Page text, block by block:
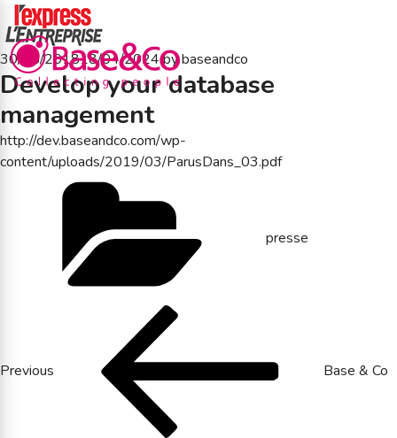
Posted
on
30/05/201818/04/2024bybaseandco
Develop your database
management
http://dev.baseandco.com/wp-
content/uploads/2019/03/ParusDans_03.pdf
presse
Previous
Base & Co